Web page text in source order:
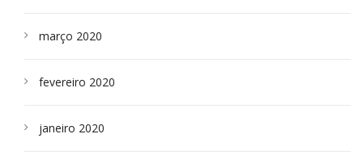
março 2020
fevereiro 2020
janeiro 2020